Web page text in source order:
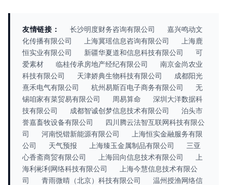
友情链接： 长沙明度财务咨询有限公司
嘉兴鸣动文
化传播有限公司
上海冀瑶信息咨询有限公司
上海鹿
恒实业有限公司
新疆华夏道和信息科技有限公司
可
爱素材
临桂传承房地产经纪有限公司
南京金尚农业
科技有限公司
天津娇典生物科技有限公司
成都阳光
熹禾电气有限公司
杭州易斯百电子商务有限公司
无
锡咱家有菜贸易有限公司
周易算命
深圳大洋数据科
技有限公司
成都智诚创梦信息技术有限公司
泊头市
誉嘉畜牧设备有限公司
四川腾云法智互联网科技有限公
司
河南悦锴新能源有限公司
上海恒实金融服务有限
公司
天气预报 上海臻玉金属制品有限公司
三亚
心香斋商贸有限公司
上海回向信息技术有限公司
上
海利彬利网络科技有限公司
上海今慧信息技术有限公
司
青雨微晴（北京）科技有限公司
温州授渔网络信